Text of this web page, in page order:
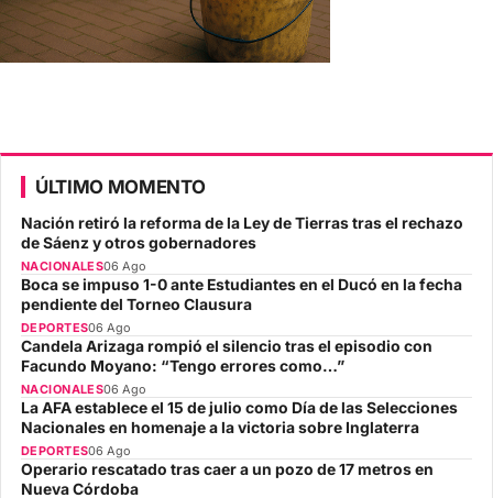
ÚLTIMO MOMENTO
Nación retiró la reforma de la Ley de Tierras tras el rechazo
de Sáenz y otros gobernadores
NACIONALES06 Ago
Boca se impuso 1-0 ante Estudiantes en el Ducó en la fecha
pendiente del Torneo Clausura
DEPORTES06 Ago
Candela Arizaga rompió el silencio tras el episodio con
Facundo Moyano: “Tengo errores como…”
NACIONALES06 Ago
La AFA establece el 15 de julio como Día de las Selecciones
Nacionales en homenaje a la victoria sobre Inglaterra
DEPORTES06 Ago
Operario rescatado tras caer a un pozo de 17 metros en
Nueva Córdoba